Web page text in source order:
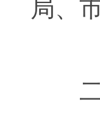
局、
二